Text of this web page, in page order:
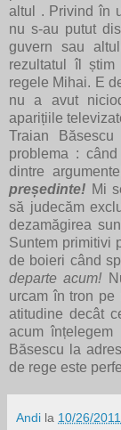
altul . Privind în
nu s-au putut
guvern sau
rezultatul îl
regele Mihai. E
nu a avut
aparițiile
Traian
problema :
dintre
președinte! Mi
să judecăm
dezamăgirea
Suntem primitivi
de boieri când
departe acum!
urcam în tron pe
atitudine decât
acum
Băsescu la
de rege este
Andi la 10/26/